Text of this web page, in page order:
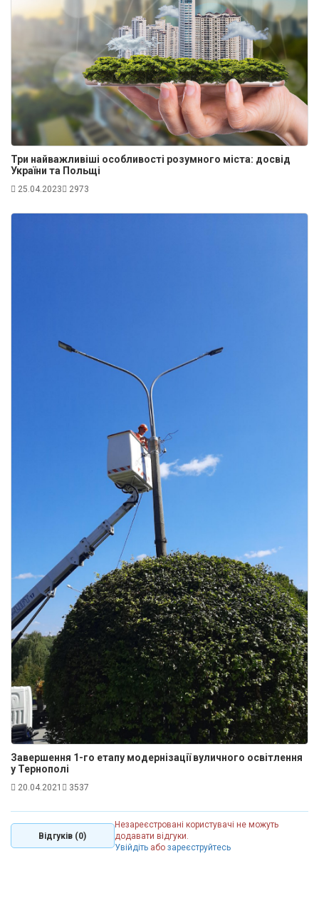
Три найважливіші особливості розумного міста: досвід
України та Польщі
25.04.2023 2973
Завершення 1-го етапу модернізації вуличного освітлення
у Тернополі
20.04.2021 3537
Відгуків (0)
Незареєстровані користувачі не можуть
додавати відгуки.
Увійдітьабо зареєструйтесь